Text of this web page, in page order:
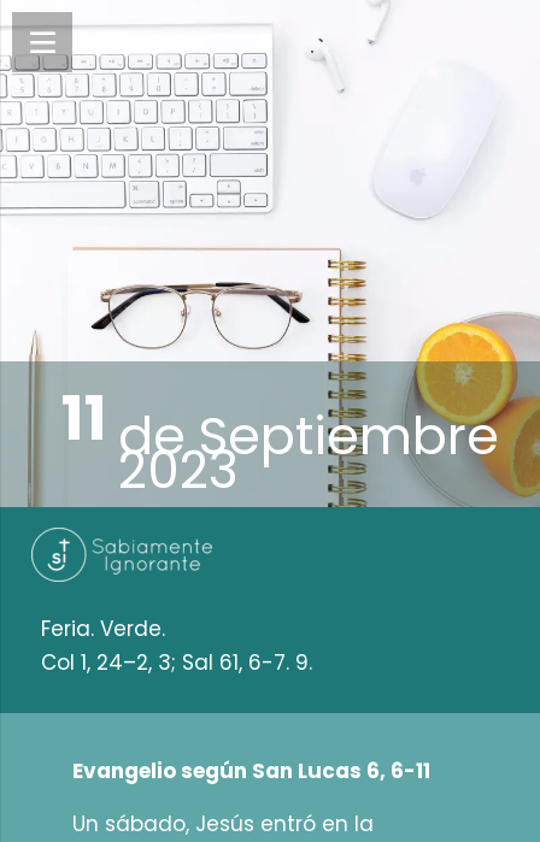
11 deSeptiembre
2023
Feria. Verde.
Col 1, 24–2, 3; Sal 61, 6-7. 9.
Evangelio según San Lucas 6, 6-11
Un sábado, Jesús entró en la